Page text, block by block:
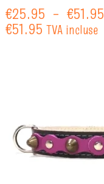
€25.95 – €51.95
€51.95 TVA incluse